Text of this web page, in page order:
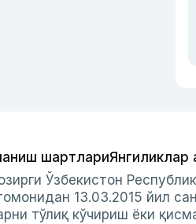
шартлариЯнгиликлар
Ўзбекистон
13.03.2015 йил
тўлиқ кўчириш ёки